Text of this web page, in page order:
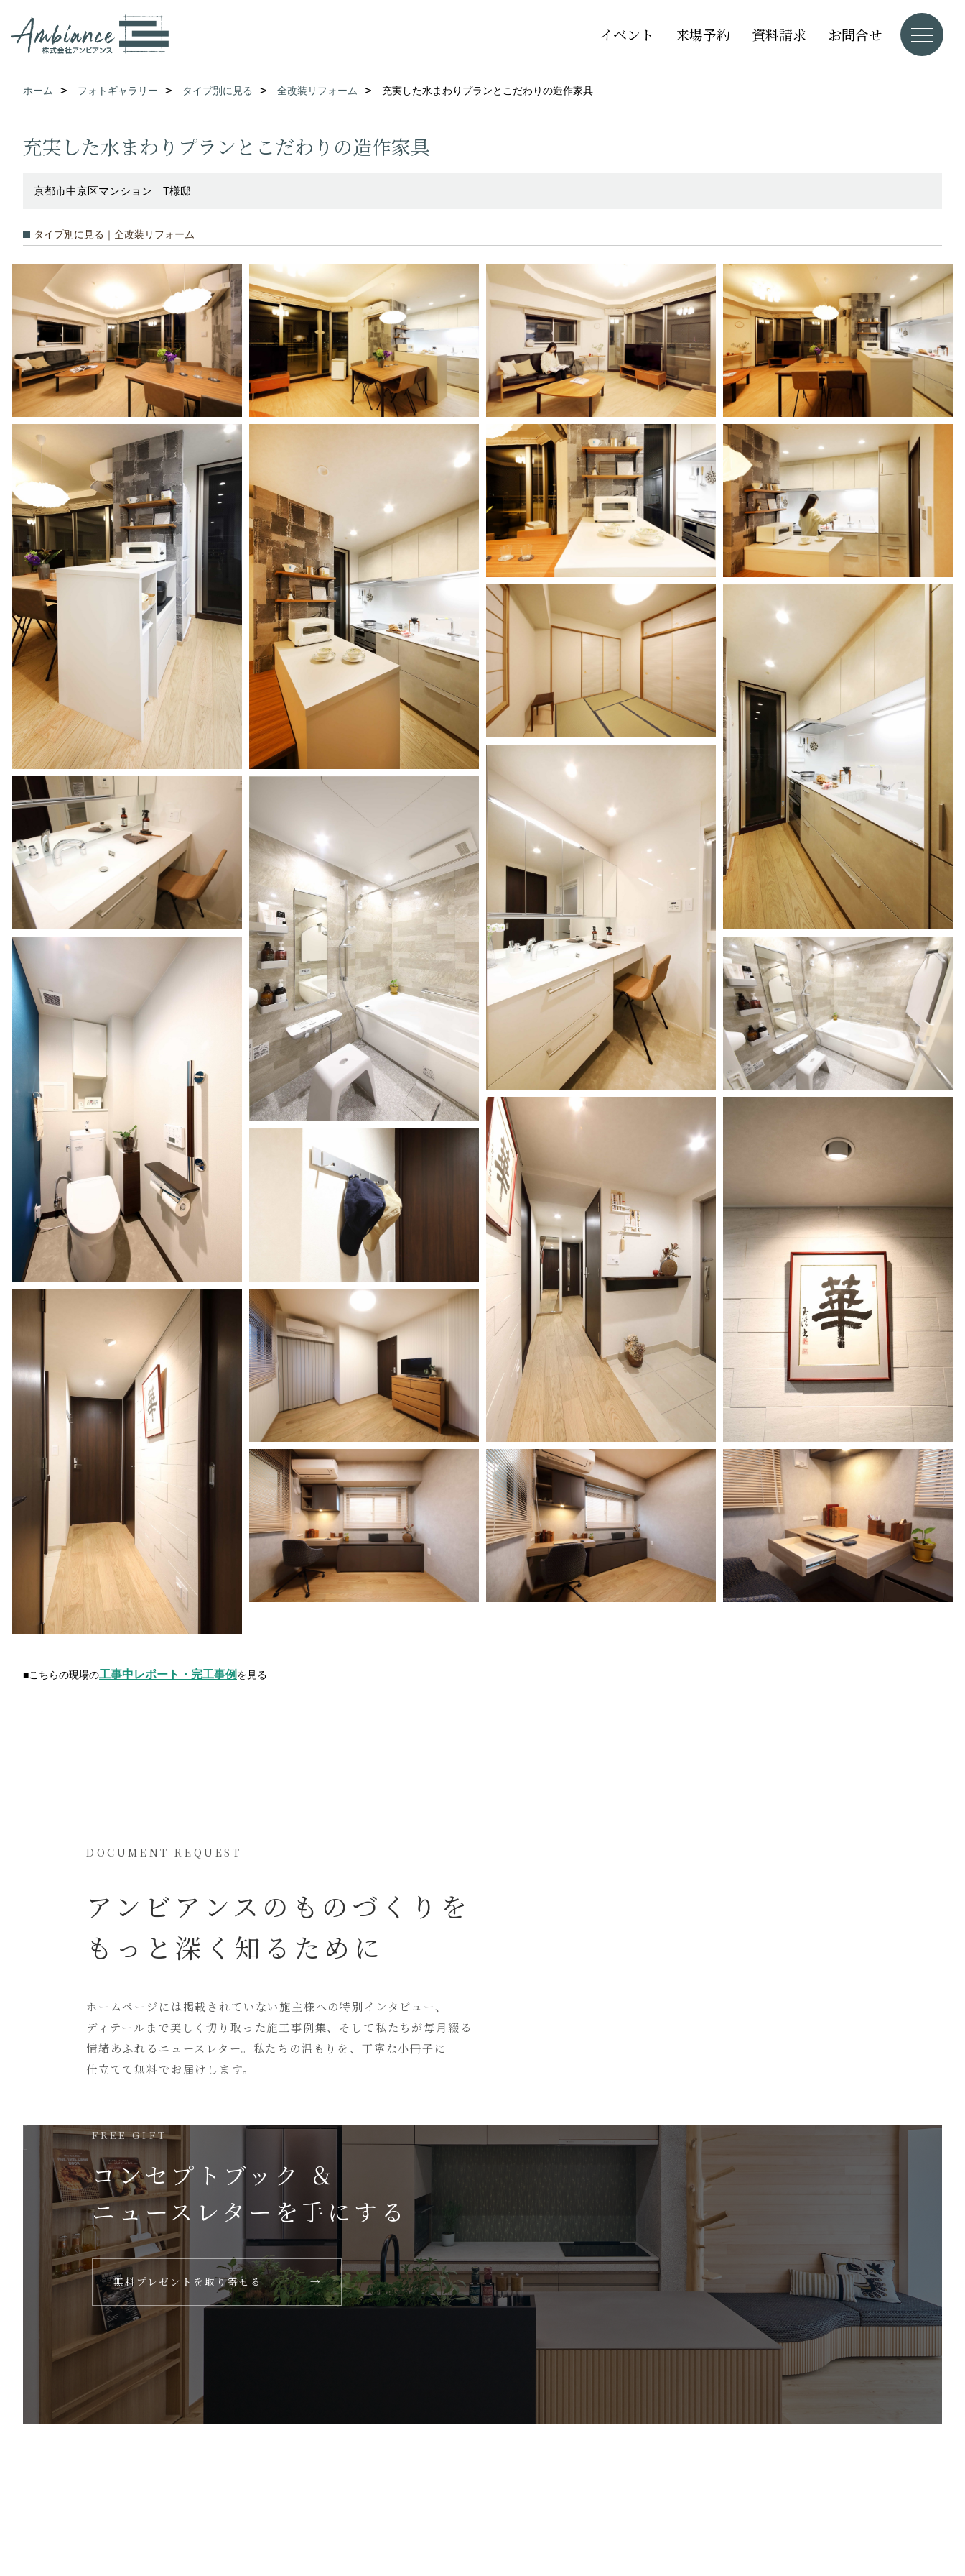
イベント 来場予約 資料請求 お問合せ
ホーム フォトギャラリー タイプ別に見る 全改装リフォーム 充実した水まわりプランとこだわりの造作家具
充実した水まわりプランとこだわりの造作家具
京都市中京区マンション T様邸
タイプ別に見る｜全改装リフォーム
■こちらの現場の工事中レポート・完工事例 を見る
DOCUMENT REQUEST
アンビアンスの ものづくりを
もっと深く知るために
ホームページには掲載されていない施主様への特別インタビュー、
ディテールまで美しく切り取った施工事例集、そして私たちが毎月綴る
情緒あふれるニュースレター。 私たちの温もりを、丁寧な小冊子に
仕立てて無料でお届けします。
FREE GIFT
コンセプトブック ＆
ニュースレターを手にする
無料プレゼントを取り寄せる →